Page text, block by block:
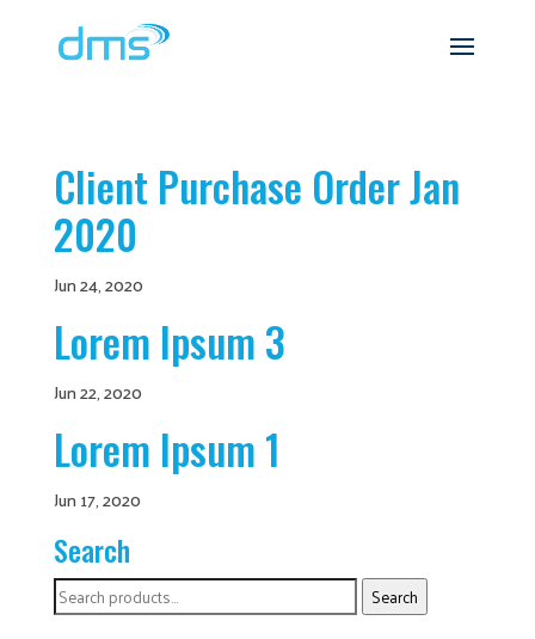
Client Purchase Order Jan
2020
Jun 24, 2020
Lorem Ipsum 3
Jun 22, 2020
Lorem Ipsum 1
Jun 17, 2020
Search
Search
for:
Search